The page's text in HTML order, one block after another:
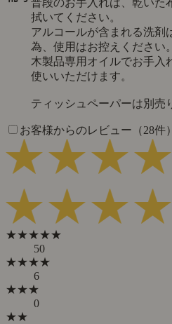
普段のお手入れは、乾いた
拭いてください。
アルコールが含まれる洗剤
為、使用はお控えください。
木製品専用オイルでお手入
使いいただけます。
ティッシュペーパーは別売
お客様からのレビュー（28件）
★★★★★
50
★★★★
6
★★★
0
★★